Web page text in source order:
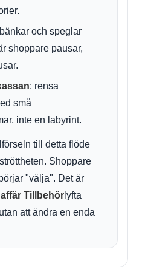
och speglar
shoppare pausar,
: rensa
små
inte en labyrint.
till detta flöde
Shoppare
"välja". Det är
Tillbehör lyfta
att ändra en enda